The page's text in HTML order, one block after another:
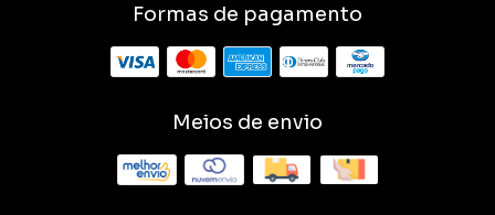
Formas de pagamento
Meios de envio